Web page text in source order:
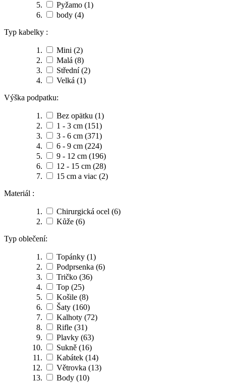
Pyžamo (1)
body (4)
Typ kabelky :
Mini (2)
Malá (8)
Střední(2)
Velká (1)
Výška podpatku:
Bez opätku (1)
1 - 3 cm (151)
3 - 6 cm (371)
6 - 9 cm (224)
9 - 12 cm (196)
12 - 15 cm (28)
15 cm a viac (2)
Materiál :
Chirurgická ocel (6)
Kůže (6)
Typ oblečení:
Topánky (1)
Podprsenka (6)
Tričko (36)
Top (25)
Košile (8)
Šaty (160)
Kalhoty (72)
Rifle (31)
Plavky (63)
Sukně (16)
Kabátek (14)
Větrovka (13)
Body (10)